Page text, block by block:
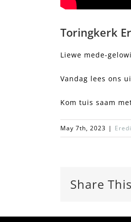
Toringkerk
Liewe mede-
Vandag lees ons
Kom tuis saam
May 7th, 2023 |
Share